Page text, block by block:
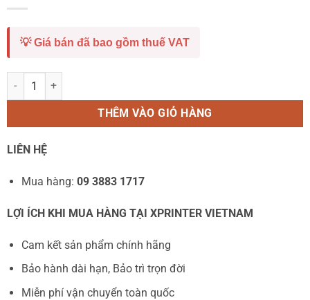
💡 Giá bán đã bao gồm thuế VAT
Máy in tem nhãn mã vạch Xprinter XP-T453B 203dpi số lượng
THÊM VÀO GIỎ HÀNG
LIÊN HỆ
Mua hàng: 09 3883 1717
LỢI ÍCH KHI MUA HÀNG TẠI XPRINTER VIETNAM
Cam kết sản phẩm chính hãng
Bảo hành dài hạn, Bảo trì trọn đời
Miễn phí vận chuyển toàn quốc